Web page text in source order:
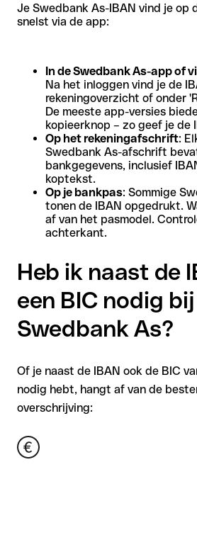
Je Swedbank As-IBAN vind je op
snelst via de app:
In de Swedbank As-app of
Na het inloggen vind je de
rekeningoverzicht of onder
De meeste app-versies
kopieerknop – zo geef je de
Op het rekeningafschrift:
Swedbank As-afschrift
bankgegevens, inclusief
koptekst.
Op je bankpas: Sommige
tonen de IBAN opgedrukt.
af van het pasmodel.
achterkant.
Heb ik naast de
een BIC nodig bij
Swedbank As?
Of je naast de IBAN ook de BIC
nodig hebt, hangt af van de
overschrijving: